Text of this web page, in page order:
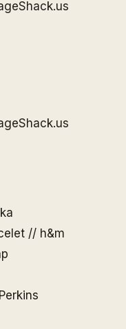
// h&m